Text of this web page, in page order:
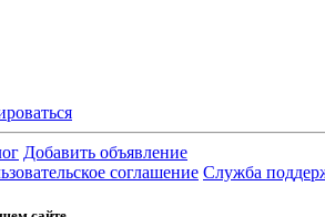
Добавить объявление
соглашение Служба